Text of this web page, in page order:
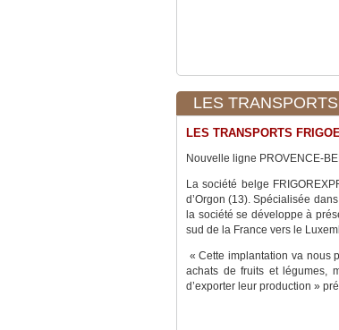
LES
LES TRANSPORTS
Nouvelle ligne PROVENCE-
La société belge
d’Orgon (13). Spécialisée
la société se développe à
sud de la France vers le
« Cette implantation va nous
achats de fruits et légumes,
d’exporter leur production »